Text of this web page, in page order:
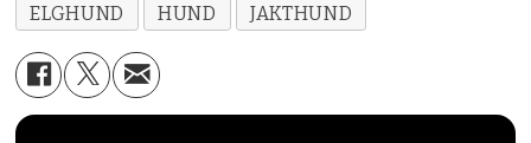
ELGHUND HUND JAKTHUND